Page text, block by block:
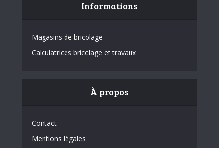
Informations
Magasins de bricolage
Calculatrices bricolage et travaux
À propos
Contact
Mentions légales